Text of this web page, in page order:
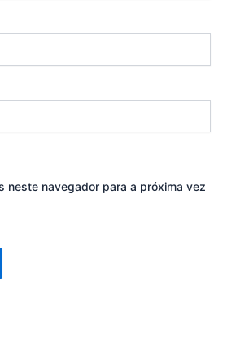
neste navegador para a próxima vez